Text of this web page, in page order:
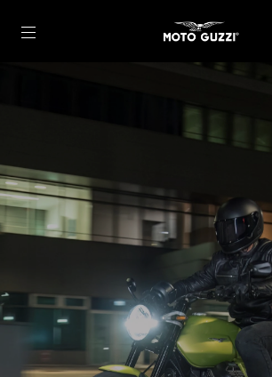
Para o conteúdo